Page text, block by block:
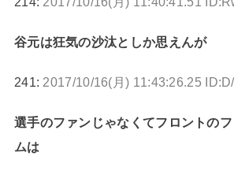
谷元は狂気の沙汰としか思えんが
241: 2017/10/16(月) 11:43:26.25
選手のファンじゃなくてフロントの
ムは